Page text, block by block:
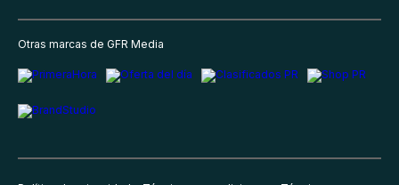
Otras marcas de GFR Media